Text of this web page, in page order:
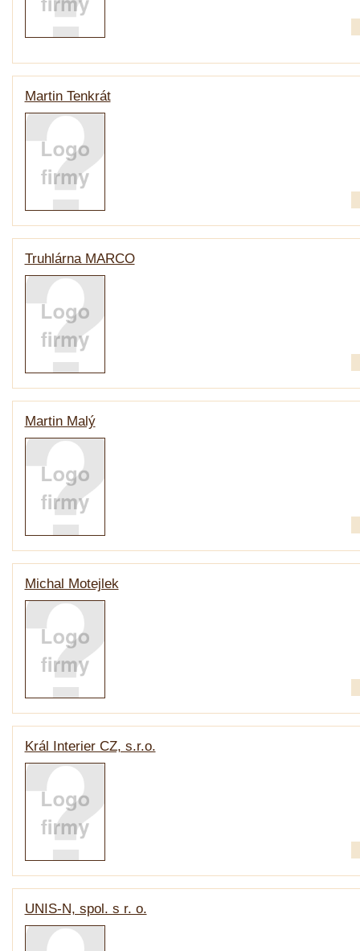
Martin Tenkrát
Truhlárna MARCO
Martin Malý
Michal Motejlek
Král Interier CZ, s.r.o.
UNIS-N, spol. s r. o.